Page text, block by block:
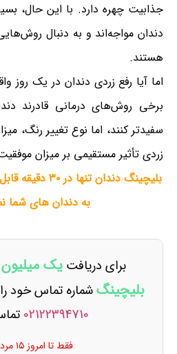
جذابیت چهره دارد. با این حال،
دندان مواجه‌اند و به دنبال
هستند.
اما آیا رفع زردی دندان در یک روز
برخی روش‌های درمانی قادرند
سفیدتر کنند، اما نوع تغییر رنگ،
زردی تأثیر مستقیمی بر میزان
بلیچینگ دندان
به دندان های شما
برای دریافت یک
بلیچینگشماره تماس خود را
02122394710
فقط تا امروز ۱۵ مرداد ۱۴۰۵